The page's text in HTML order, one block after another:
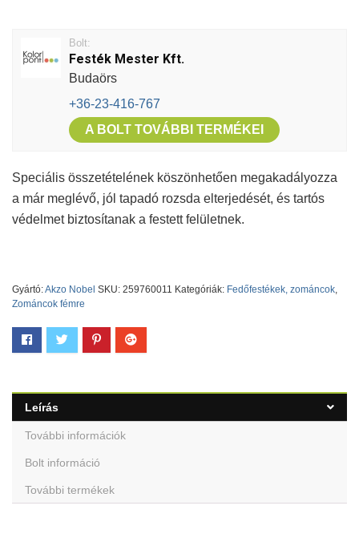
Bolt:
Festék Mester Kft.
Budaörs
+36-23-416-767
A BOLT TOVÁBBI TERMÉKEI
Speciális összetételének köszönhetően megakadályozza
a már meglévő, jól tapadó rozsda elterjedését, és tartós
védelmet biztosítanak a festett felületnek.
Gyártó:Akzo Nobel SKU: 259760011 Kategóriák: Fedőfestékek, zománcok,
Zománcok fémre
Leírás
További információk
Bolt információ
További termékek